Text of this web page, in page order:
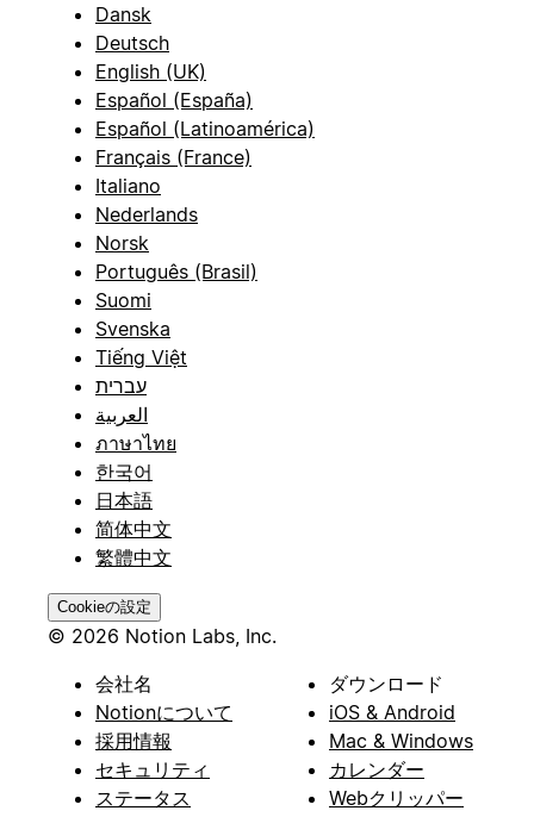
Dansk
Deutsch
English (UK)
Español (España)
Español (Latinoamérica)
Français (France)
Italiano
Nederlands
Norsk
Português (Brasil)
Suomi
Svenska
Tiếng Việt
עברית
العربية
ภาษาไทย
한국어
日本語
简体中文
繁體中文
Cookieの設定
© 2026 Notion Labs, Inc.
会社名
Notionについて
採用情報
セキュリティ
ステータス
ダウンロード
iOS & Android
Mac & Windows
カレンダー
Webクリッパー